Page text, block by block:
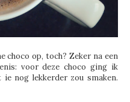
choco op, toch? Zeker na een
voor deze choco ging ik
nog lekkerder zou smaken.